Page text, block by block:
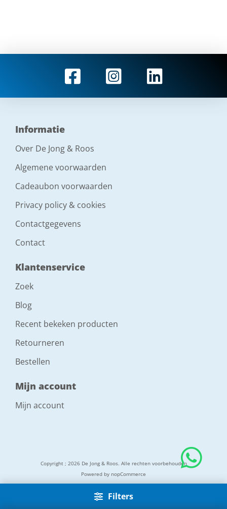
Filters
Informatie
Over De Jong & Roos
Algemene voorwaarden
Cadeaubon voorwaarden
Privacy policy & cookies
Contactgegevens
Contact
Klantenservice
Zoek
Blog
Recent bekeken producten
Retourneren
Bestellen
Mijn account
Mijn account
Copyright ; 2026 De Jong & Roos. Alle rechten voorbehouden
Powered by nopCommerce